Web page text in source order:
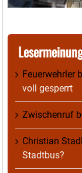
Feuerwehrler
voll gesperrt
Zwischenruf
Christian
Stadtbus?